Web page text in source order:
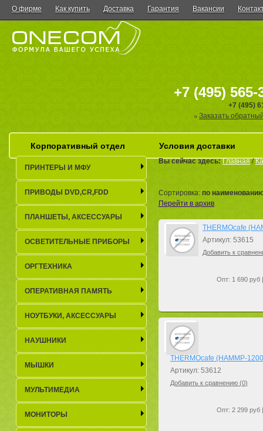
О фирме Как купить Доставка Гарантия Вакансии
+7 (495) 565-
+7 (495)
Заказать
Корпоративный отдел Условия доставки
Вы сейчас здесь:Главная/
Сортировка: по
Перейти в архив
THERMOcafe
Артикул: 53615
Добавить к
Опт: 1 690 руб
THERMOcafe (HAMMP-
Артикул: 53612
Добавить к сравнению (0)
Опт: 2 299 руб
ПРИНТЕРЫ И МФУ
ПРИВОДЫ DVD,CR,FDD
ПЛАНШЕТЫ, АКСЕСCУАРЫ
ОСВЕТИТЕЛЬНЫЕ ПРИБОРЫ
ОРГТЕХНИКА
ОПЕРАТИВНАЯ ПАМЯТЬ
НОУТБУКИ, АКСЕСCУАРЫ
НАУШНИКИ
МЫШКИ
МУЛЬТИМЕДИА
МОНИТОРЫ